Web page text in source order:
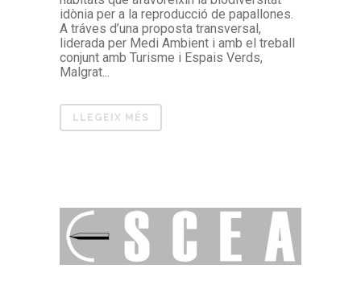
idònia per a la reproducció de papallones.
A tráves d’una proposta transversal,
liderada per Medi Ambient i amb el treball
conjunt amb Turisme i Espais Verds,
Malgrat...
LLEGEIX MÉS